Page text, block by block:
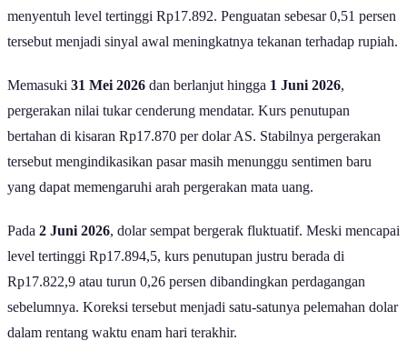
menyentuh level tertinggi Rp17.892. Penguatan sebesar 0,51 persen
tersebut menjadi sinyal awal meningkatnya tekanan terhadap rupiah.
Memasuki 31 Mei 2026 dan berlanjut hingga 1 Juni 2026,
pergerakan nilai tukar cenderung mendatar. Kurs penutupan
bertahan di kisaran Rp17.870 per dolar AS. Stabilnya pergerakan
tersebut mengindikasikan pasar masih menunggu sentimen baru
yang dapat memengaruhi arah pergerakan mata uang.
Pada 2 Juni 2026, dolar sempat bergerak fluktuatif. Meski mencapai
level tertinggi Rp17.894,5, kurs penutupan justru berada di
Rp17.822,9 atau turun 0,26 persen dibandingkan perdagangan
sebelumnya. Koreksi tersebut menjadi satu-satunya pelemahan dolar
dalam rentang waktu enam hari terakhir.